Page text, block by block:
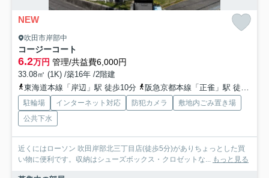
NEW
吹田市岸部中
コージーコート
6.2万円 管理/共益費6,000円
33.08㎡ (1K) /築16年 /2階建
東海道本線「岸辺」駅 徒歩10分
阪急京都本線「正雀」駅 徒歩19分
駐輪場 インターネット対応 防犯カメラ
敷地内ごみ置き場
公共下水
近くにはローソン 吹田岸部北三丁目店(徒歩5分)がありちょっとした買
い物に便利です。収納はシューズボックス・クロゼットな... もっと見る